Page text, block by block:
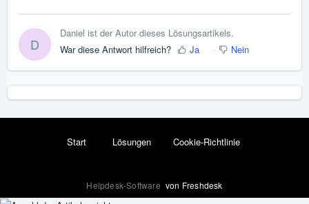
D
Daniel ist der Autor dieses Lösungsartikels.
War diese Antwort hilfreich?
Ja Nein
Start Lösungen Cookie-Richtlinie
Helpdesk-Software von Freshdesk